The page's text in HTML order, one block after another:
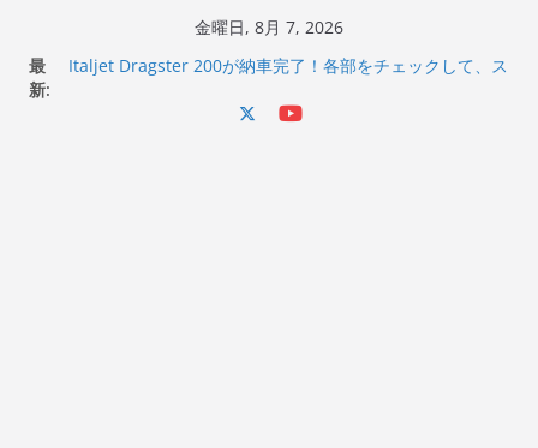
金曜日, 8月 7, 2026
最
新:
Italjet Dragster 200が納車完了！各部をチェックして、ス